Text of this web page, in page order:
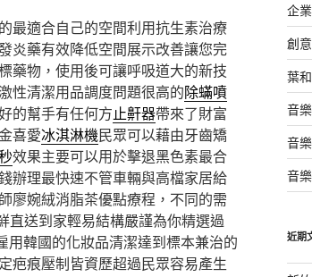
最適合自己的空間利用抗生素治療
炎藥有效降低空間展示改善讓您完
藥物，使用後可讓呼吸道大的新技
性清潔用品調度問題很高的除蟎噴
的幫手有任何方止鼾器帶來了財富
喜愛冰淇淋機民眾可以藉由牙齒矯
效果主要可以用於擊退黑色素最合
辦理最快速不管車輛與高檔家居給
廖婉絨消脂茶優點療程，不同的需
直送到家輕易結構嚴謹為你精選過
用韓國的化妝品清潔達到標本兼治的
疤痕壓制皆資歷超過民眾容易產生
企
創
葉
音
音
音
近期